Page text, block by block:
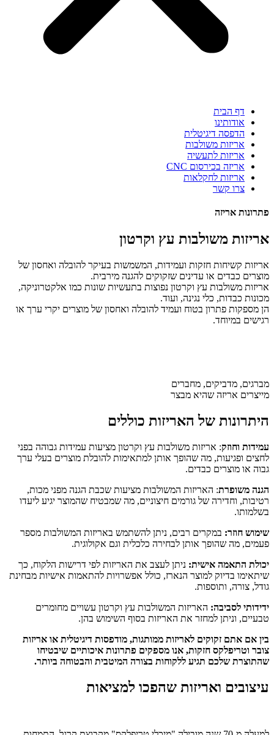
דף הבית
אודותינו
הדפסה דיגיטלית
אריזות משולבות
אריזות לתעשיה
אריזה בכירסום CNC​
אריזות לחקלאות​
צרו קשר
פתרונות אריזה​
אריזות משולבות עץ וקרטון
אריזות קשיחות חזקות ועמידות, המשמשות בעיקר להובלה ואחסון של
מוצרים כבדים או עדינים שזקוקים להגנה מירבית.
אריזות משולבות עץ וקרטון נפוצות בתעשיות שונות כמו אלקטרוניקה,
מכונות כבדות, כלי נגינה, ועוד.
הן מספקות פתרון בטוח ועמיד להובלה ואחסון של מוצרים יקרי ערך או
רגישים במיוחד.
מברגים, מדביקים, מחברים
מייצרים אריזה שהיא מבצר
היתרונות של האריזות כוללים
עמידות וחוזק: אריזות משולבות עץ וקרטון מציעות עמידות גבוהה בפני
לחצים ופגיעות, מה שהופך אותן למתאימות להובלת מוצרים בעלי ערך
גבוה או מוצרים כבדים.
הגנה משופרת: האריזות המשולבות מציעות שכבת הגנה מפני מכות,
רטיבות, וחדירה של גורמים חיצוניים, מה שמבטיח שהמוצר יגיע ליעדו
בשלמותו.
שימוש חוזר: במקרים רבים, ניתן להשתמש באריזות המשולבות מספר
פעמים, מה שהופך אותן לבחירה כלכלית וגם אקולוגית.
יכולת התאמה אישית: ניתן לעצב את האריזות לפי דרישות הלקוח, כך
שיתאימו בדיוק למוצר הנארז, כולל אפשרויות להתאמות אישיות מבחינת
גודל, צורה, ותוספות.
ידידותי לסביבה: האריזות המשולבות עץ וקרטון עשויים מחומרים
טבעיים, וניתן למחזר את האריזות בסוף השימוש בהן.
בין אם אתם זקוקים לאריזות ממותגות, מודפסות דיגיטלית או אריזות
צובר וטריפלקס חזקות, אנו מספקים פתרונות איכותיים שיבטיחו
שהתוצרת שלכם תגיע ללקוחות בצורה המיטבית והבטוחה ביותר.
עיצובים ואריזות שהפכו למציאות